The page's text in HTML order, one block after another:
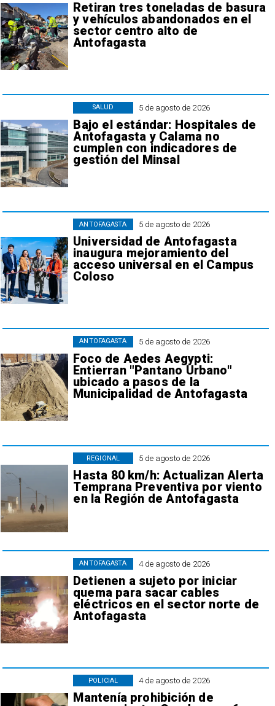
Retiran tres toneladas de basura
y vehículos abandonados en el
sector centro alto de
Antofagasta
5 de agosto de 2026
Bajo el estándar: Hospitales de
Antofagasta y Calama no
cumplen con indicadores de
gestión del Minsal
SALUD
5 de agosto de 2026
Universidad de Antofagasta
inaugura mejoramiento del
acceso universal en el Campus
Coloso
ANTOFAGASTA
5 de agosto de 2026
Foco de Aedes Aegypti:
Entierran "Pantano Urbano"
ubicado a pasos de la
Municipalidad de Antofagasta
ANTOFAGASTA
5 de agosto de 2026
Hasta 80 km/h: Actualizan Alerta
Temprana Preventiva por viento
en la Región de Antofagasta
REGIONAL
4 de agosto de 2026
Detienen a sujeto por iniciar
quema para sacar cables
eléctricos en el sector norte de
Antofagasta
ANTOFAGASTA
4 de agosto de 2026
Mantenía prohibición de
POLICIAL